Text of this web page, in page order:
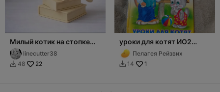
Милый котик на стопке
книг — фигурка
linecutter38
 48 22
уроки для котят ИО2
ПЕРЕМЕНКА Ч УОРОЛСО!
Пелагея Рейзвих
 14 1